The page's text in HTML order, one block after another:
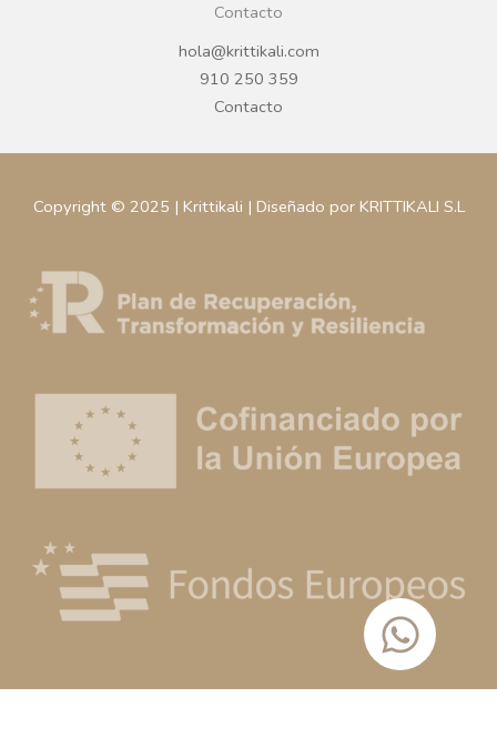
Contacto
hola@krittikali.com
910 250 359
Contacto
Copyright © 2025 | Krittikali | Diseñado por KRITTIKALI S.L